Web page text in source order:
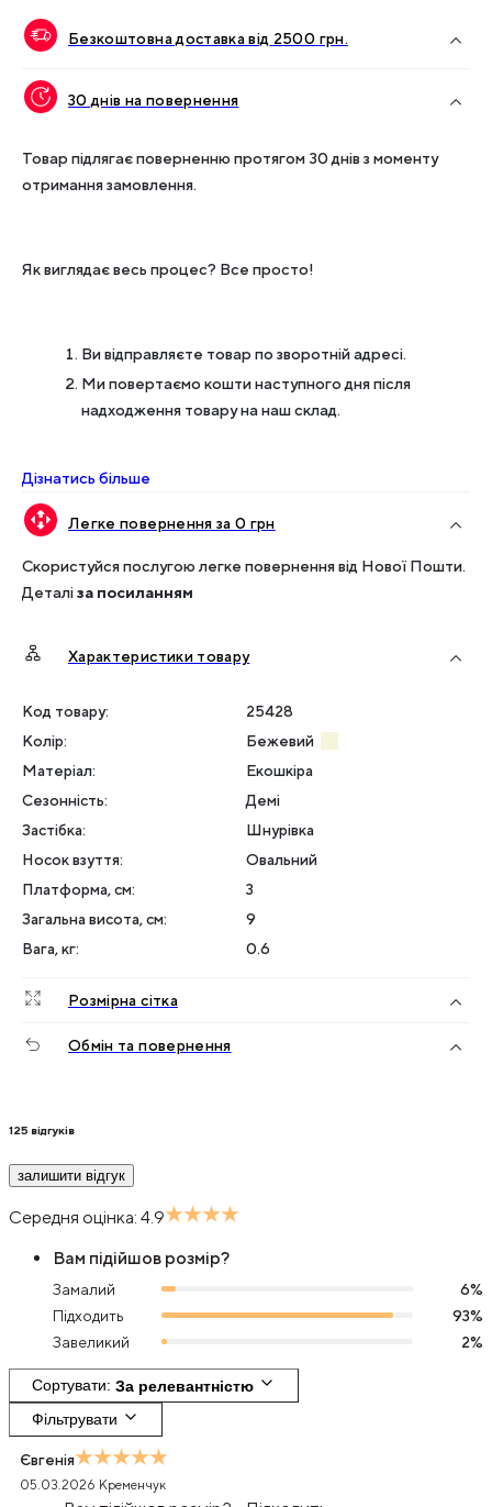
Безкоштовна доставка від 2500 грн.
30 днів на повернення
Товар підлягає поверненню протягом 30 днів з моменту
отримання замовлення.
Як виглядає весь процес? Все просто!
Ви відправляєте товар по зворотній адресі.
Ми повертаємо кошти наступного дня після
надходження товару на наш склад.
Дізнатись більше
Легке повернення за 0 грн
Скористуйся послугою легке повернення від Нової Пошти.
Деталіза посиланням
Характеристики товару
Код товару:
25428
Колір:
Бежевий
Матеріал:
Екошкіра
Сезонність:
Демі
Застібка:
Шнурівка
Носок взуття:
Овальний
Платформа, см:
3
Загальна висота, см:
9
Вага, кг: 0.6
Розмірна сітка
Обмін та повернення
125 відгуків
залишити відгук
Середня оцінка: 4.9
Вам підійшов розмір?
Замалий 6%
Підходить
93%
Завеликий
2%
Сортувати За релевантністю
Фільтрувати
Євгенія
05.03.2026 Кременчук